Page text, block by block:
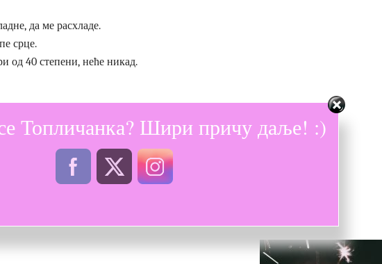
да ме расхладе.
срце.
од 40 степени, неће никад.
Топличанка? Шири причу даље! :)